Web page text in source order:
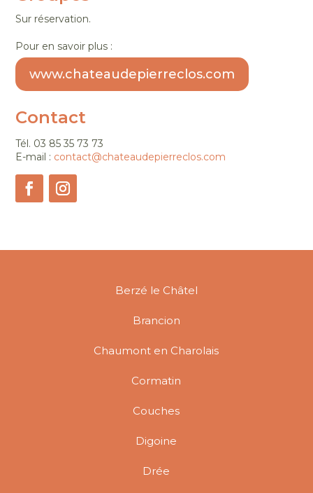
Sur réservation.
Pour en savoir plus :
www.chateaudepierreclos.com
Contact
Tél. 03 85 35 73 73
E-mail : contact@chateaudepierreclos.com
Berzé le Châtel
Brancion
Chaumont en Charolais
Cormatin
Couches
Digoine
Drée